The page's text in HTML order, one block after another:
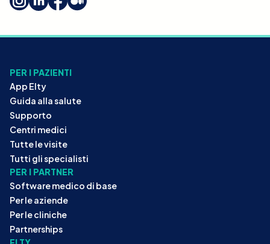
PER I PAZIENTI
App Elty
Guida alla salute
Supporto
Centri medici
Tutte le visite
Tutti gli specialisti
PER I PARTNER
Software medico di base
Per le aziende
Per le cliniche
Partnerships